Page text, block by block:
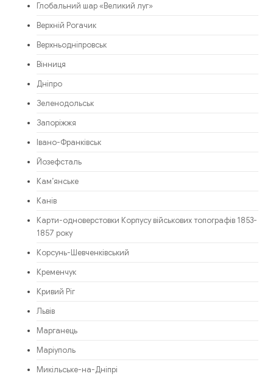
Глобальний шар «Великий луг»
Верхній Рогачик
Верхньодніпровськ
Вінниця
Дніпро
Зеленодольськ
Запоріжжя
Івано-Франківськ
Йозефсталь
Кам’янське
Канів
Карти-одноверстовки Корпусу військових топографів 1853-
1857 року
Корсунь-Шевченківський
Кременчук
Кривий Ріг
Львів
Марганець
Маріуполь
Микільське-на-Дніпрі